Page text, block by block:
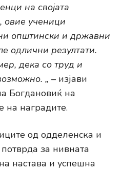
на својата
овие ученици
општински и државни
одлични резултати.
дека со труд и
„ – изјави
Богдановиќ на
на наградите.
од одделенска и
за нивната
настава и успешна